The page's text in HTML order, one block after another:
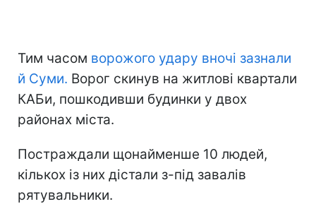
Тим часом ворожого удару вночі зазнали
й Суми. Ворог скинув на житлові квартали
КАБи, пошкодивши будинки у двох
районах міста.
Постраждали щонайменше 10 людей,
кількох із них дістали з-під завалів
рятувальники.